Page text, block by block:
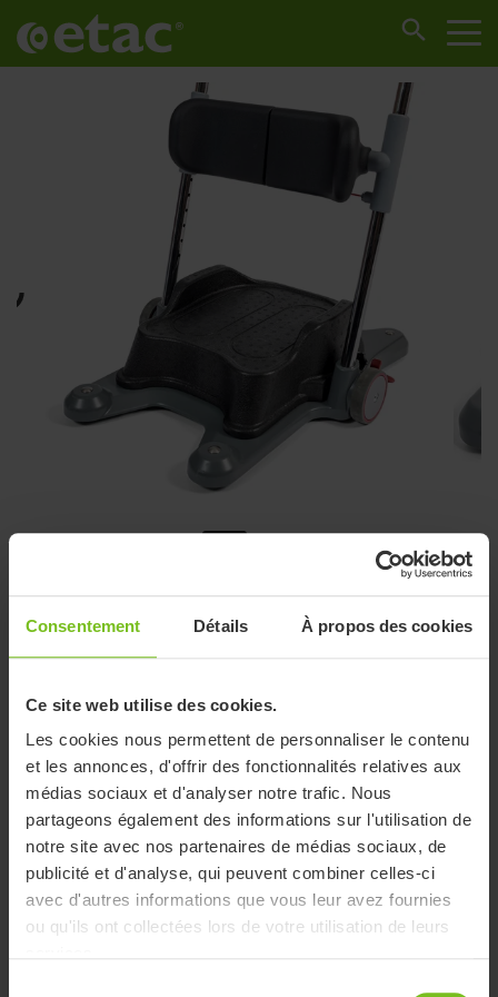
Consentement Détails À propos des cookies
Ce site web utilise des cookies.
Les cookies nous permettent de personnaliser le contenu
et les annonces, d'offrir des fonctionnalités relatives aux
médias sociaux et d'analyser notre trafic. Nous
partageons également des informations sur l'utilisation de
notre site avec nos partenaires de médias sociaux, de
publicité et d'analyse, qui peuvent combiner celles-ci
avec d'autres informations que vous leur avez fournies
ou qu'ils ont collectées lors de votre utilisation de leurs
Molift Raiser Pro Block
Le Molift Raiser Pro Block peut être utilisé lorsque l’utilisateur
a besoin de positionner ses pieds plus haut. Il est placé sur le
repose-pieds du Raiser Pro et augmente la hauteur de 9 cm.
Aucune fixation n’est nécessaire, car il se pose directement
sur le repose-pieds. Pour les utilisateurs mesurant entre 130
et 150 cm.
Lire la suite